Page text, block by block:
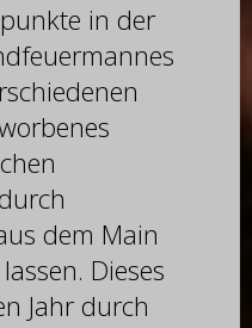
in der
dem Main
Dieses
Jahr durch